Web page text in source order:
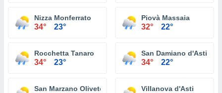
Nizza Monferrato
34° 23°
Piovà Massaia
32° 22°
Rocchetta Tanaro
34° 23°
San Damiano d'Asti
34° 22°
San Marzano Oliveto Villanova d'Asti